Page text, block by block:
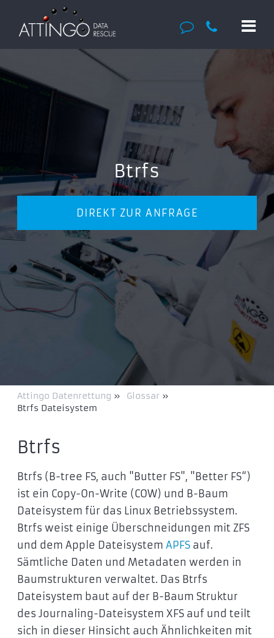
Btrfs
DIREKT ZUR ANFRAGE
Attingo Datenrettung » Glossar »
Btrfs Dateisystem
Btrfs
Btrfs (B-tree FS, auch "Butter FS", "Better FS“)
ist ein Copy-On-Write (COW) und B-Baum
Dateisystem für das Linux Betriebssystem.
Btrfs weist einige Überschneidungen mit ZFS
und dem Apple Dateisystem APFS auf.
Sämtliche Daten und Metadaten werden in
Baumstrukturen verwaltet. Das Btrfs
Dateisystem baut auf der B-Baum Struktur
des Journaling-Dateisystem XFS auf und teilt
sich in dieser Hinsicht auch Ähnlichkeiten mit